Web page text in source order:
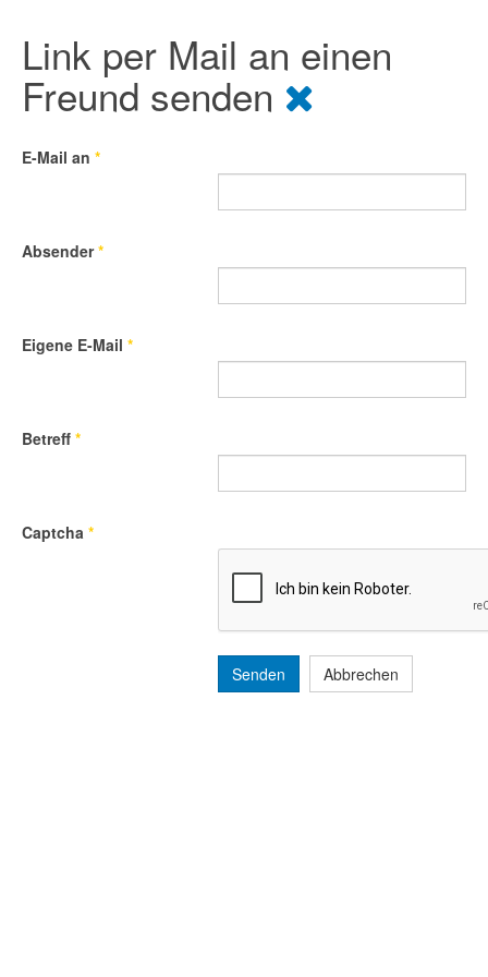
Link per Mail an einen
Freund senden
E-Mail an *
Absender*
Eigene E-Mail *
Betreff *
Captcha *
Senden Abbrechen